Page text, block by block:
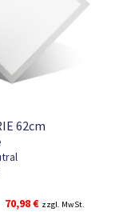
62cm
Ursprünglicher
70,98€Aktueller
zzgl. MwSt.